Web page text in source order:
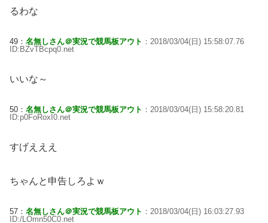
るわな
49： 名無しさん＠実況で競馬板アウト ：2018/03/04(日) 15:58:07.76
ID:BZvTBcpq0.net
いいな～
50： 名無しさん＠実況で競馬板アウト ：2018/03/04(日) 15:58:20.81
ID:p0FoRoxI0.net
すげえええ
ちゃんと申告しろよｗ
57： 名無しさん＠実況で競馬板アウト ：2018/03/04(日) 16:03:27.93
ID:/LOmn50C0.net